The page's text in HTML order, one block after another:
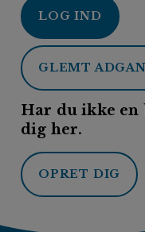
LOG IND
GLEMT
Har du ikke en
dig her.
OPRET DIG